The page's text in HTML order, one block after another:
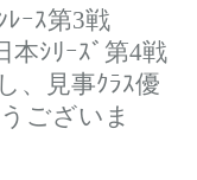
ｰｽ第3戦
本ｼﾘｰｽﾞ第4戦
、見事ｸﾗｽ優
ございま